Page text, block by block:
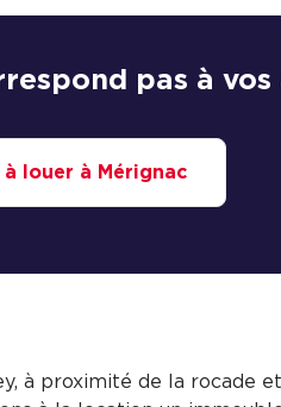
pas à vos
louer à Mérignac
à proximité de la rocade